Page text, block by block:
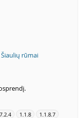
rūmai
1.1.8 1.1.8.7